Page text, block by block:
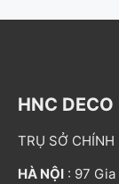
HNC
TRỤ SỞ CHÍNH
HÀ NỘI : 97